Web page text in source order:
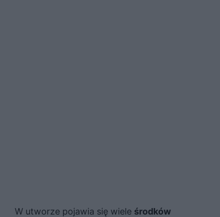
W utworze pojawia się wiele środków